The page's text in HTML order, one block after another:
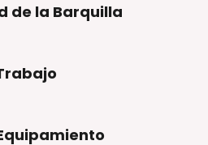
de la Barquilla